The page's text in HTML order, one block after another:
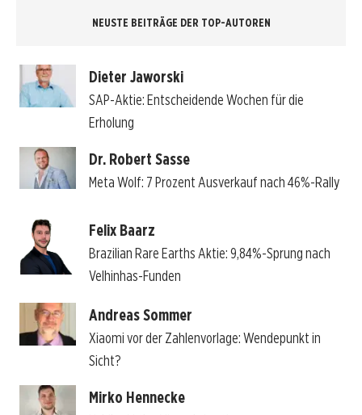
NEUSTE BEITRÄGE DER TOP-AUTOREN
Dieter Jaworski
SAP-Aktie: Entscheidende Wochen für die
Erholung
Dr. Robert Sasse
Meta Wolf: 7 Prozent Ausverkauf nach 46%-Rally
Felix Baarz
Brazilian Rare Earths Aktie: 9,84%-Sprung nach
Velhinhas-Funden
Andreas Sommer
Xiaomi vor der Zahlenvorlage: Wendepunkt in
Sicht?
Mirko Hennecke